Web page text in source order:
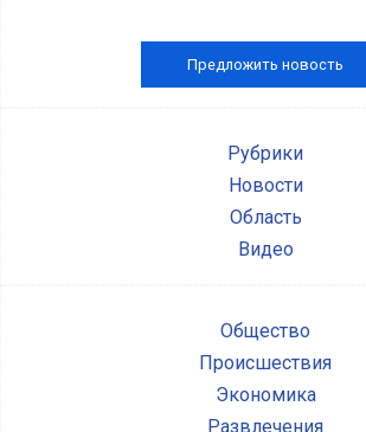
Предложить новость
Рубрики
Новости
Область
Видео
Общество
Происшествия
Экономика
Развлечения